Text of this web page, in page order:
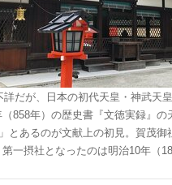
詳だが、日本の初代天皇・神武天
858年）の歴史書『文徳実録』の
」とあるのが文献上の初見。賀茂
第一摂社となったのは明治10年（